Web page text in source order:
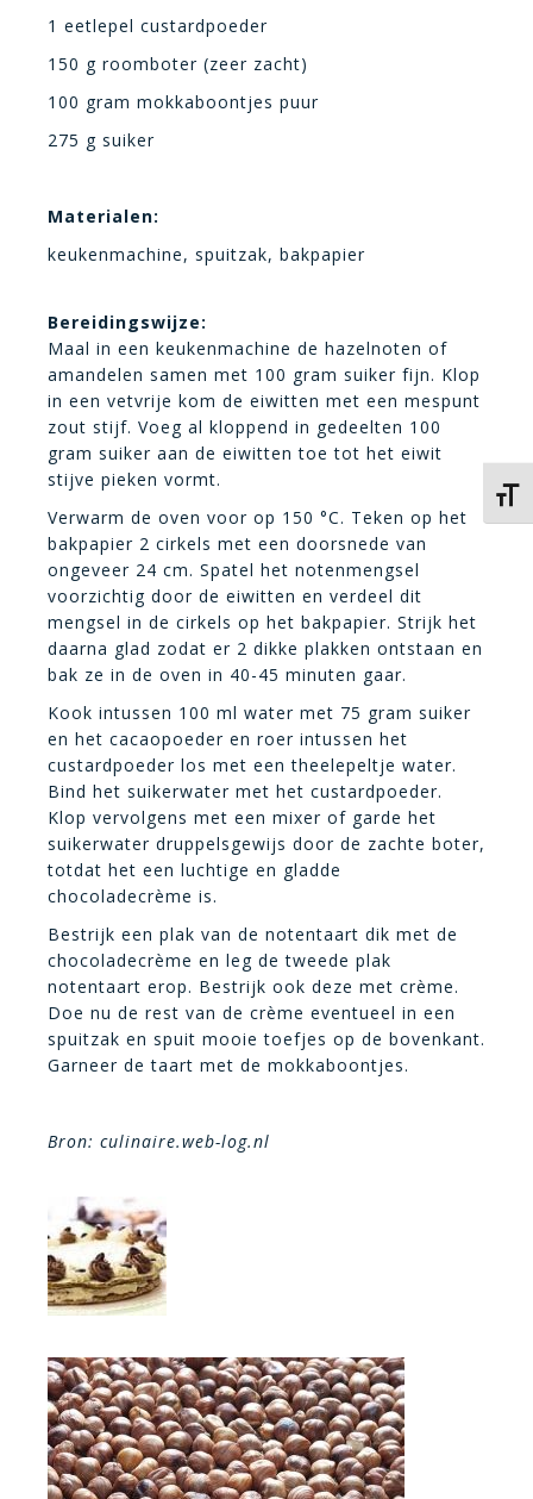
1 eetlepel custardpoeder
150 g roomboter (zeer zacht)
100 gram mokkaboontjes puur
275 g suiker
Materialen:
keukenmachine, spuitzak, bakpapier
Bereidingswijze:
Maal in een keukenmachine de hazelnoten of
amandelen samen met 100 gram suiker fijn. Klop
in een vetvrije kom de eiwitten met een mespunt
zout stijf. Voeg al kloppend in gedeelten 100
gram suiker aan de eiwitten toe tot het eiwit
stijve pieken vormt.
Verwarm de oven voor op 150 °C. Teken op het
bakpapier 2 cirkels met een doorsnede van
ongeveer 24 cm. Spatel het notenmengsel
voorzichtig door de eiwitten en verdeel dit
mengsel in de cirkels op het bakpapier. Strijk het
daarna glad zodat er 2 dikke plakken ontstaan en
bak ze in de oven in 40-45 minuten gaar.
Kook intussen 100 ml water met 75 gram suiker
en het cacaopoeder en roer intussen het
custardpoeder los met een theelepeltje water.
Bind het suikerwater met het custardpoeder.
Klop vervolgens met een mixer of garde het
suikerwater druppelsgewijs door de zachte boter,
totdat het een luchtige en gladde
chocoladecrème is.
Bestrijk een plak van de notentaart dik met de
chocoladecrème en leg de tweede plak
notentaart erop. Bestrijk ook deze met crème.
Doe nu de rest van de crème eventueel in een
spuitzak en spuit mooie toefjes op de bovenkant.
Garneer de taart met de mokkaboontjes.
Bron: culinaire.web-log.nl